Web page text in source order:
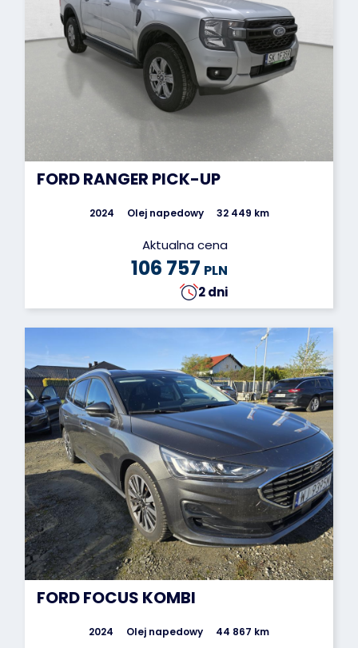
FORD RANGER PICK-UP
2024 Olej napedowy 32 449 km
Aktualna cena
106 757 PLN
2 dni
FORD FOCUS KOMBI
2024 Olej napedowy 44 867 km